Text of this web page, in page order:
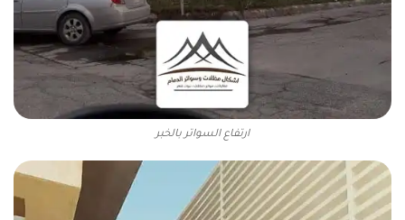
ارتفاع السواتر بالخبر